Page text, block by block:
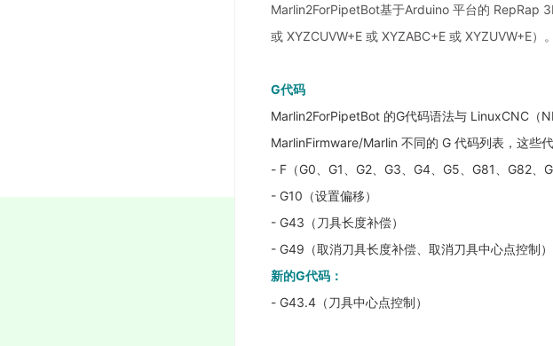
Marlin2ForPipetBot基于Arduino 平台的 RepRap
或 XYZCUVW+E 或 XYZABC+E 或 XYZUVW+E）
G代码
Marlin2ForPipetBot 的G代码语法与 LinuxCNC（
MarlinFirmware/Marlin 不同的 G 代码列表，这些
- F（G0、G1、G2、G3、G4、G5、G81、G82、
- G10（设置偏移）
- G43（刀具长度补偿）
- G49（取消刀具长度补偿、取消刀具中心点控制）
新的G代码：
- G43.4（刀具中心点控制）